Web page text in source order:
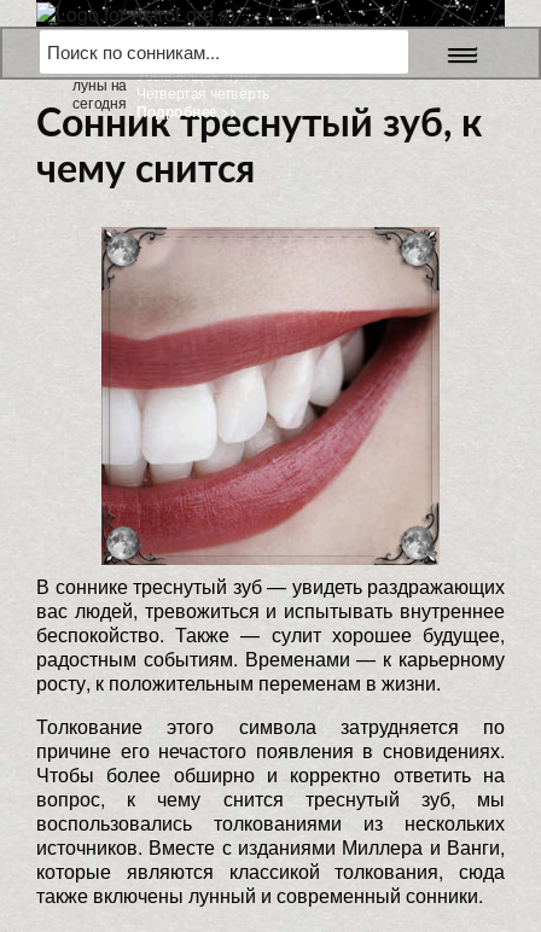
6 августа 2026 г.
Убывающая Луна
Четвертая четверть
Подробнее >>
Сонник треснутый зуб, к
чему снится
В соннике треснутый зуб — увидеть раздражающих
вас людей, тревожиться и испытывать внутреннее
беспокойство. Также — сулит хорошее будущее,
радостным событиям. Временами — к карьерному
росту, к положительным переменам в жизни.
Толкование этого символа затрудняется по
причине его нечастого появления в сновидениях.
Чтобы более обширно и корректно ответить на
вопрос, к чему снится треснутый зуб, мы
воспользовались толкованиями из нескольких
источников. Вместе с изданиями Миллера и Ванги,
которые являются классикой толкования, сюда
также включены лунный и современный сонники.